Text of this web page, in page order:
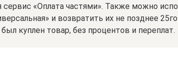
сервис «Оплата частями». Также можно
и возвратить их не позднее
куплен товар, без процентов и переплат.